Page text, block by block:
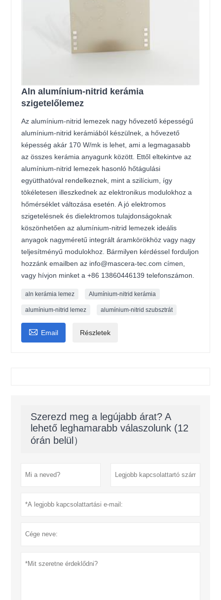
Aln alumínium-nitrid kerámia
szigetelőlemez
Az alumínium-nitrid lemezek nagy hővezető képességű
alumínium-nitrid kerámiából készülnek, a hővezető
képesség akár 170 W/mk is lehet, ami a legmagasabb
az összes kerámia anyagunk között. Ettől eltekintve az
alumínium-nitrid lemezek hasonló hőtágulási
együtthatóval rendelkeznek, mint a szilícium, így
tökéletesen illeszkednek az elektronikus modulokhoz a
hőmérséklet változása esetén. A jó elektromos
szigetelésnek és dielektromos tulajdonságoknak
köszönhetően az alumínium-nitrid lemezek ideális
anyagok nagyméretű integrált áramkörökhöz vagy nagy
teljesítményű modulokhoz. Bármilyen kérdéssel forduljon
hozzánk emailben az info@mascera-tec.com címen,
vagy hívjon minket a +86 13860446139 telefonszámon.
aln kerámia lemez Alumínium-nitrid kerámia
alumínium-nitrid lemez alumínium-nitrid szubsztrát
 Email Részletek
Szerezd meg a legújabb árat? A
lehető leghamarabb válaszolunk (12
órán belül）